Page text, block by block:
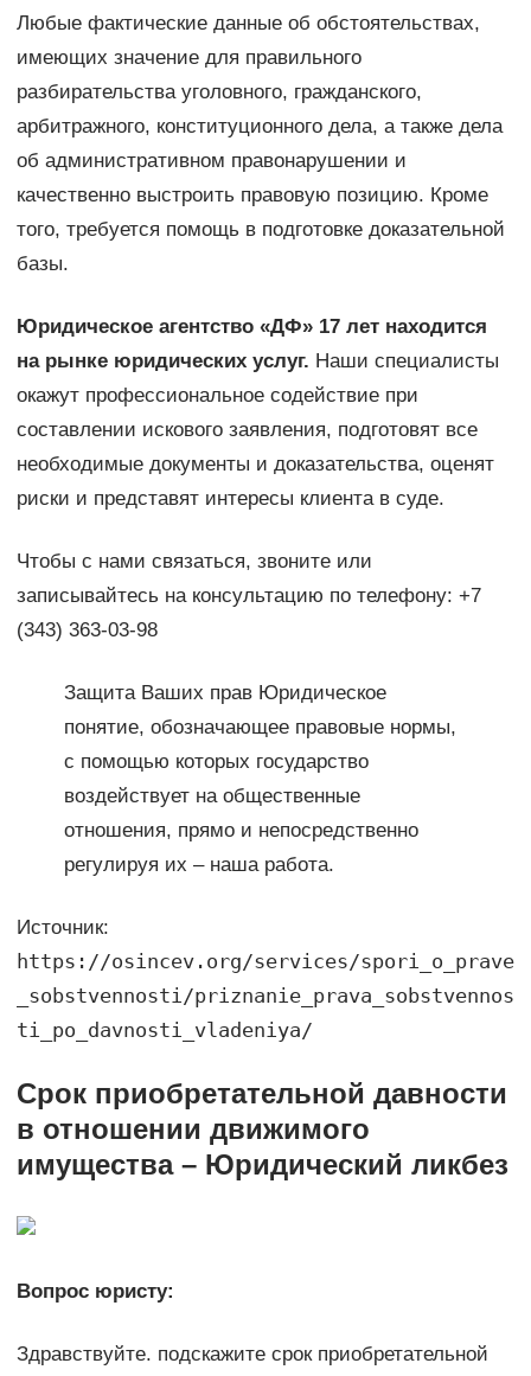
Любые фактические данные об обстоятельствах,
имеющих значение для правильного
разбирательства уголовного, гражданского,
арбитражного, конституционного дела, а также дела
об административном правонарушении и
качественно выстроить правовую позицию. Кроме
того, требуется помощь в подготовке доказательной
базы.
Юридическое агентство «ДФ» 17 лет находится
на рынке юридических услуг. Наши специалисты
окажут профессиональное содействие при
составлении искового заявления, подготовят все
необходимые документы и доказательства, оценят
риски и представят интересы клиента в суде.
Чтобы с нами связаться, звоните или
записывайтесь на консультацию по телефону: +7
(343) 363-03-98
Защита Ваших прав Юридическое
понятие, обозначающее правовые нормы,
с помощью которых государство
воздействует на общественные
отношения, прямо и непосредственно
регулируя их – наша работа.
Источник:
https://osincev.org/services/spori_o_prave
_sobstvennosti/priznanie_prava_sobstvennos
ti_po_davnosti_vladeniya/
Срок приобретательной давности
в отношении движимого
имущества – Юридический ликбез
Вопрос юристу:
Здравствуйте. подскажите срок приобретательной